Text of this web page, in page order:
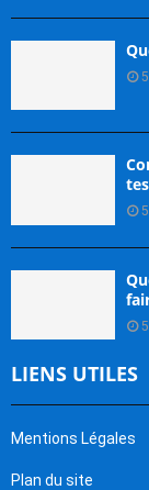
LIENS UTILES
Mentions Légales
Plan du site